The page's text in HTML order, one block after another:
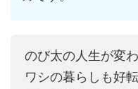
のび太の人生が変
ワシの暮らしも好